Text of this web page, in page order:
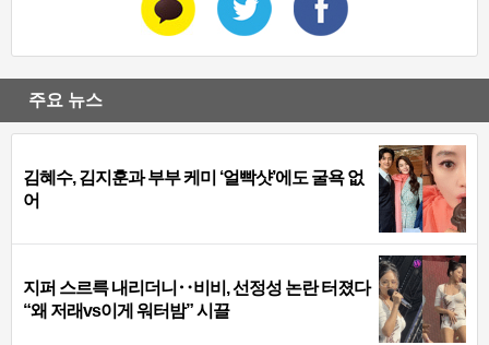
주요 뉴스
김혜수, 김지훈과 부부 케미 ‘얼빡샷’에도 굴욕 없
어
지퍼 스르륵 내리더니‥비비, 선정성 논란 터졌다
“왜 저래vs이게 워터밤” 시끌